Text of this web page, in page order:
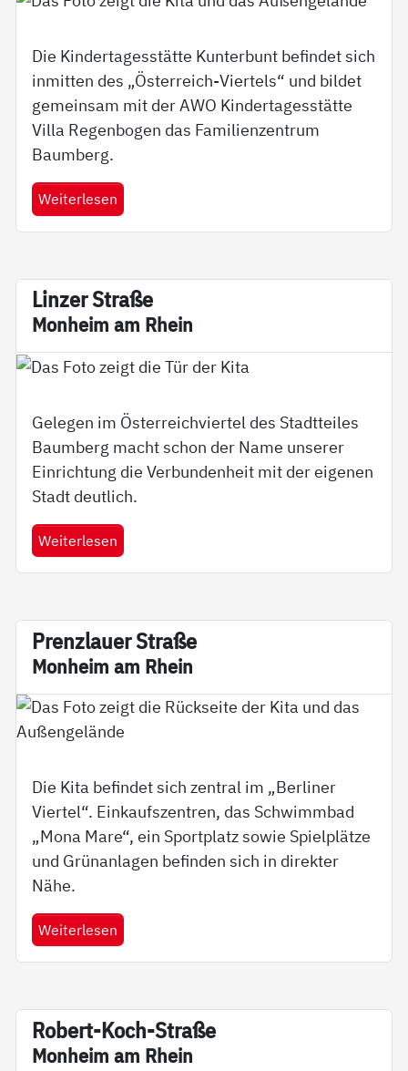
Die Kindertagesstätte Kunterbunt befindet sich
inmitten des „Österreich-Viertels“ und bildet
gemeinsam mit der AWO Kindertagesstätte
Villa Regenbogen das Familienzentrum
Baumberg.
Weiterlesen
Lin­zer Stra­ße
Mon­heim am Rhein
Gelegen im Österreichviertel des Stadtteiles
Baumberg macht schon der Name unserer
Einrichtung die Verbundenheit mit der eigenen
Stadt deutlich.
Weiterlesen
Pren­z­lau­er Stra­­ße
Mon­heim am Rhein
Die Kita befindet sich zentral im „Berliner
Viertel“. Einkaufszentren, das Schwimmbad
„Mona Mare“, ein Sportplatz sowie Spielplätze
und Grünanlagen befinden sich in direkter
Nähe.
Weiterlesen
Robert-Koch-Stra­­ße
Mon­heim am Rhein